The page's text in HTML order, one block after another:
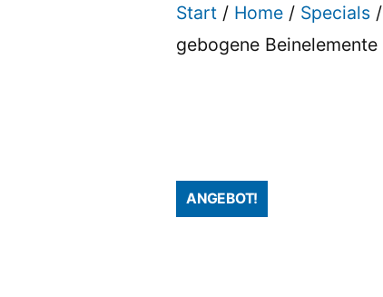
Start / Home / Specials /
gebogene Beinelemente
ANGEBOT!